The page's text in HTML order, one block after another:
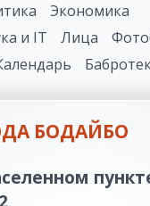
Экономика
и IT Лица
БОДАЙБО